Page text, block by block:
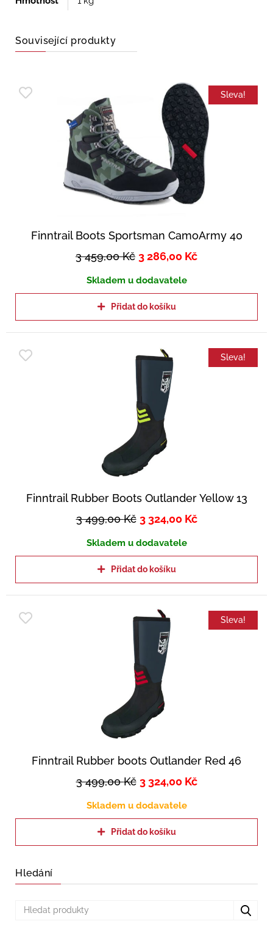
Související produkty
Sleva!
Finntrail Boots Sportsman CamoArmy 40
3 459,00Kč 3 286,00 Kč
Skladem u dodavatele
Přidat do košíku
Sleva!
Finntrail Rubber Boots Outlander Yellow 13
3 499,00Kč 3 324,00 Kč
Skladem u dodavatele
Přidat do košíku
Sleva!
Finntrail Rubber boots Outlander Red 46
3 499,00Kč 3 324,00 Kč
Skladem u dodavatele
Přidat do košíku
Hledání